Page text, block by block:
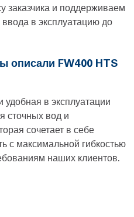
заказчика и поддерживаем
в эксплуатацию до
описали FW400 HTS
в эксплуатации
сточных вод и
сочетает в себе
с максимальной гибкостью
наших клиентов.